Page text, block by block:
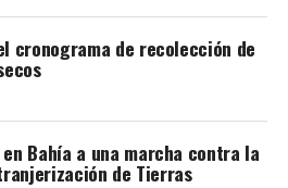
cronograma de recolección de
en Bahía a una marcha contra la
de Tierras